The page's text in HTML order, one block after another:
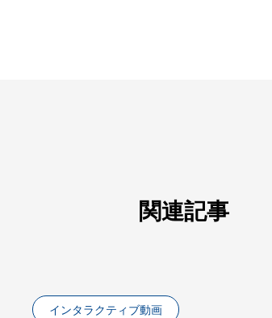
関連記事
インタラクティブ動画